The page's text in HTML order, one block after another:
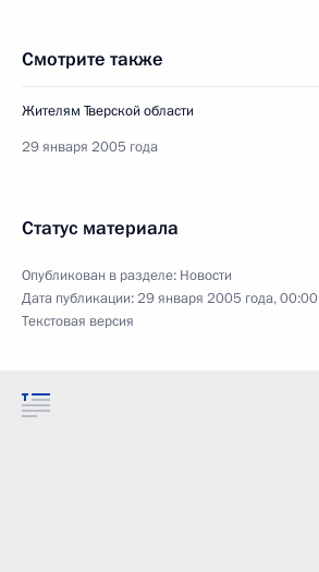
Смотрите также
Жителям Тверской области
29 января 2005 года
Статус материала
Опубликован в разделе: Новости
Дата публикации:29 января 2005 года, 00:00
Текстовая версия